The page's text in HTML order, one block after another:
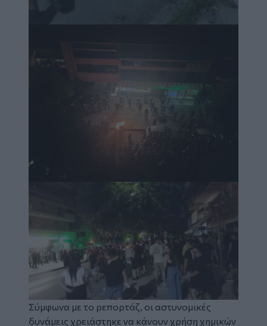
Σύμφωνα με το ρεπορτάζ, οι αστυνομικές
δυνάμεις χρειάστηκε να κάνουν χρήση χημικών